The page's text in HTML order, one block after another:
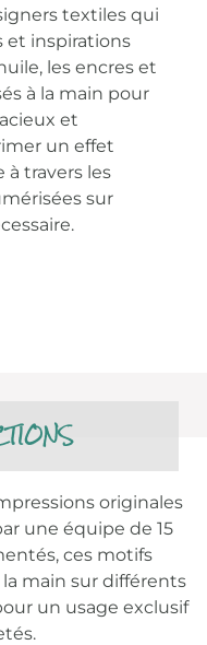
textiles qui
et inspirations
les encres et
à la main pour
et
un effet
travers les
sur
originales
une équipe de 15
ces motifs
main sur différents
un usage exclusif